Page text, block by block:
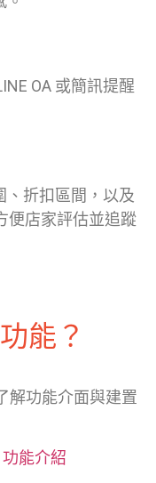
OA 或簡訊提醒
、折扣區間，以及
便店家評估並追蹤
能？
解功能介面與建置
能介紹